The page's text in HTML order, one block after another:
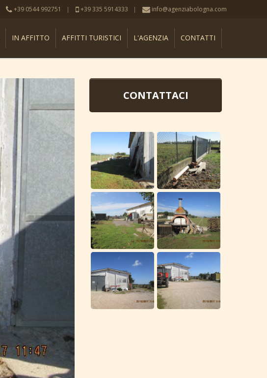
+39 0544 992751 +39 335 5914333 info@agenziabologna.com
IN AFFITTO AFFITTI TURISTICI L'AGENZIA CONTATTI
CONTATTACI